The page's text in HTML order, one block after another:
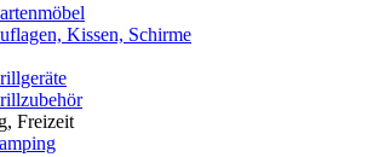
Kissen, Schirme
Freizeit